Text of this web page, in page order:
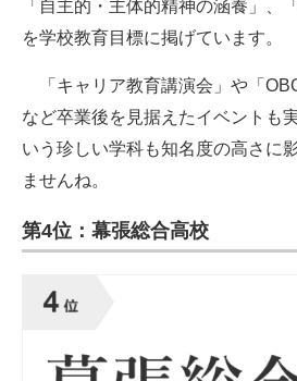
「自主的・主体的精神の涵養」、
を学校教育目標に掲げています。
「キャリア教育講演会」や「
など卒業後を見据えたイベントも
いう珍しい学科も知名度の高さに
ませんね。
第4位：幕張総合高校